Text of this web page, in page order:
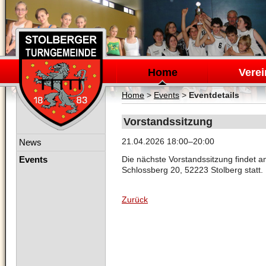
Navigation
überspringen
Home
Home> Events> Eventdetails
Vorstandssitzung
21.04.2026 18:00–20:00
Die nächste Vorstandssitzung findet
Schlossberg 20, 52223 Stolberg statt.
Zurück
Navigation
News
Events